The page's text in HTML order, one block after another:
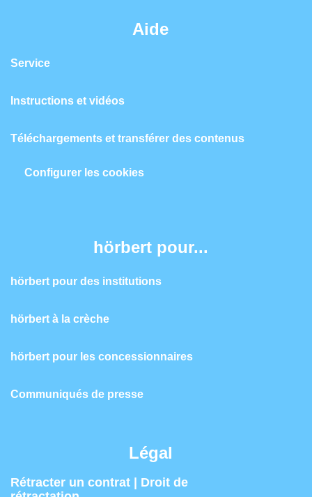
Aide
Service
Instructions et vidéos
Téléchargements et transférer des contenus
Configurer les cookies
hörbert pour...
hörbert pour des institutions
hörbert à la crèche
hörbert pour les concessionnaires
Communiqués de presse
Légal
Rétracter un contrat | Droit de